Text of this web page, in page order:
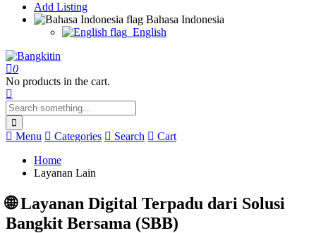
Add Listing
Bahasa Indonesia
English
0
No products in the cart.
Menu Categories Search
Cart
Home
Layanan Lain
🌐 Layanan Digital Terpadu dari Solusi
Bangkit Bersama (SBB)